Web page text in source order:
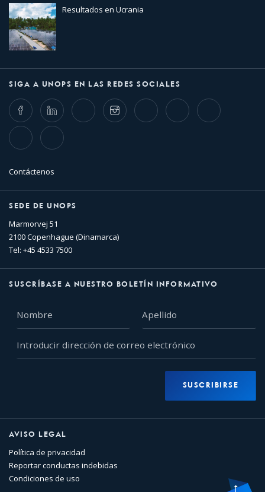
Resultados en Ucrania
SIGA A UNOPS EN LAS REDES SOCIALES
FacebookLinkedIn Twitter InstagramWhatsappBluesky Threads
TikTok Flickr
Contáctenos
SEDE DE UNOPS
Marmorvej 51
2100 Copenhague (Dinamarca)
Tel: +45 4533 7500
SUSCRÍBASE A NUESTRO BOLETÍN INFORMATIVO
dirección
SUSCRIBIRSE
AVISO LEGAL
Política de privacidad
Reportar conductas indebidas
Condiciones de uso